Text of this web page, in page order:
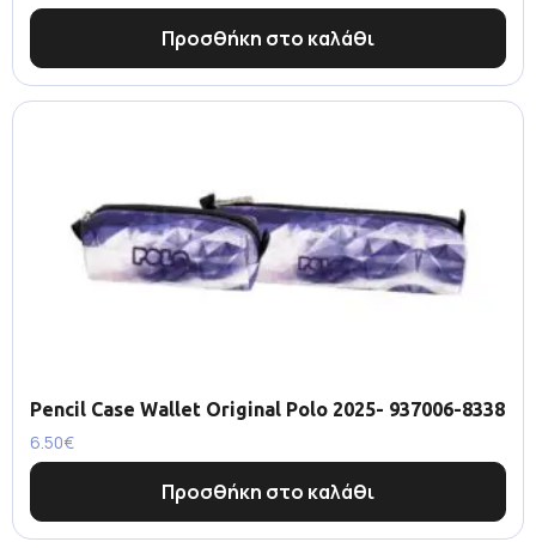
Προσθήκη στο καλάθι
Pencil Case Wallet Original Polo 2025- 937006-8338
6.50€
Προσθήκη στο καλάθι